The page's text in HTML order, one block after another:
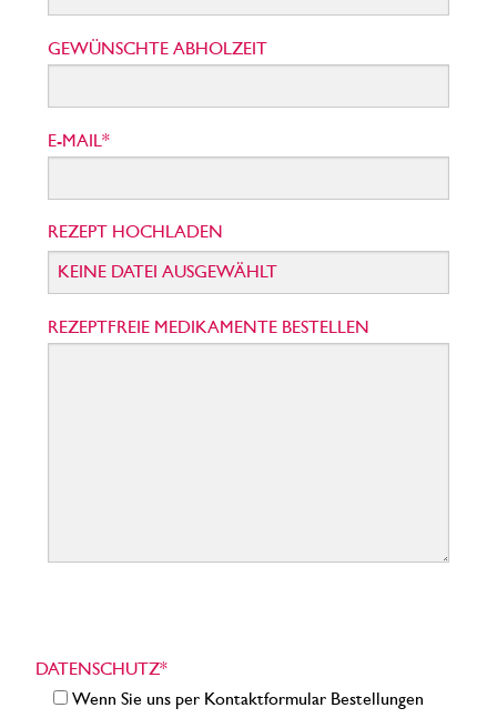
GEWÜNSCHTE ABHOLZEIT
E-MAIL*
REZEPT HOCHLADEN
KEINE DATEI AUSGEWÄHLT
REZEPTFREIE MEDIKAMENTE BESTELLEN
DATENSCHUTZ*
Wenn Sie uns per Kontaktformular Bestellungen